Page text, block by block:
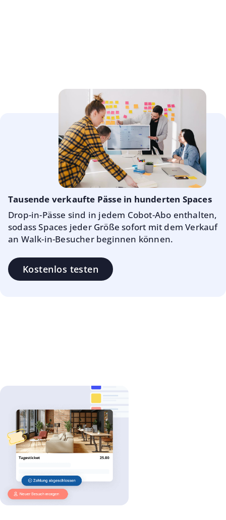
Tausende verkaufte Pässe in hunderten Spaces
Drop-in-Pässe sind in jedem Cobot-Abo enthalten,
sodass Spaces jeder Größe sofort mit dem Verkauf
an Walk-in-Besucher beginnen können.
Kostenlos testen